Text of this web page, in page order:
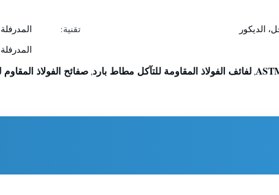
الديكور تقنية:
,لفائف الفولاذ المقاومة للتآكل مطاط بارد,صفائح الفولاذ